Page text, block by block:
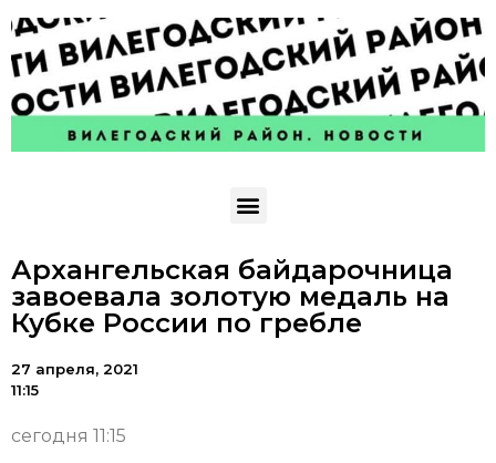
Архангельская байдарочница
завоевала золотую медаль на
Кубке России по гребле
27 апреля, 2021
11:15
сегодня 11:15